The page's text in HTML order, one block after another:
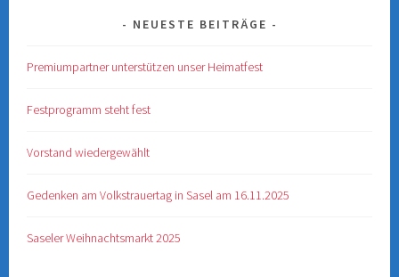
NEUESTE BEITRÄGE
Premiumpartner unterstützen unser Heimatfest
Festprogramm steht fest
Vorstand wiedergewählt
Gedenken am Volkstrauertag in Sasel am 16.11.2025
Saseler Weihnachtsmarkt 2025